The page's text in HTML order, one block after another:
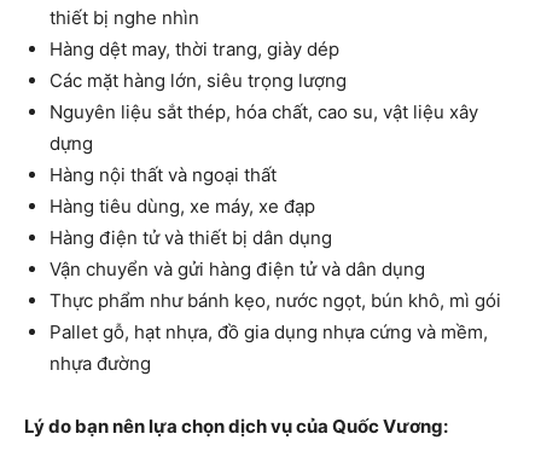
thiết bị nghe nhìn
Hàng dệt may, thời trang, giày dép
Các mặt hàng lớn, siêu trọng lượng
Nguyên liệu sắt thép, hóa chất, cao su, vật liệu xây
dựng
Hàng nội thất và ngoại thất
Hàng tiêu dùng, xe máy, xe đạp
Hàng điện tử và thiết bị dân dụng
Vận chuyển và gửi hàng điện tử và dân dụng
Thực phẩm như bánh kẹo, nước ngọt, bún khô, mì gói
Pallet gỗ, hạt nhựa, đồ gia dụng nhựa cứng và mềm,
nhựa đường
Lý do bạn nên lựa chọn dịch vụ của Quốc Vương: